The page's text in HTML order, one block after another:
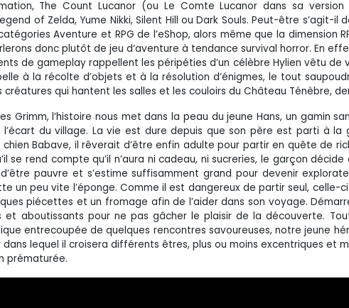
The Count Lucanor (ou Le Comte Lucanor dans sa
of Zelda, Yume Nikki, Silent Hill ou Dark Souls. Peut-être s’agit-il
Aventure et RPG de l’eShop, alors même que la dimension
donc plutôt de jeu d‘aventure à tendance survival horror. En
de gameplay rappellent les péripéties d’un célèbre Hylien vêtu de
à la récolte d’objets et à la résolution d’énigmes, le tout
créatures qui hantent les salles et les couloirs du Château Ténèbre,
Grimm, l’histoire nous met dans la peau du jeune Hans, un gamin
du village. La vie est dure depuis que son père est parti à la
Babave, il rêverait d’être enfin adulte pour partir en quête de
se rend compte qu’il n’aura ni cadeau, ni sucreries, le garçon
pauvre et s’estime suffisamment grand pour devenir
un peu vite l’éponge. Comme il est dangereux de partir seul, celle-
piécettes et un fromage afin de l’aider dans son voyage.
et aboutissants pour ne pas gâcher le plaisir de la découverte.
entrecoupée de quelques rencontres savoureuses, notre jeune
lequel il croisera différents êtres, plus ou moins excentriques et
prématurée.